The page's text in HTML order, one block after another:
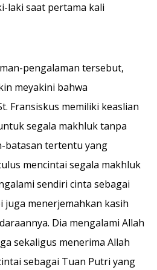
laki saat pertama kali
pengalaman tersebut,
meyakini bahwa
Fransiskus memiliki keaslian
segala makhluk tanpa
batasan tertentu yang
mencintai segala makhluk
sendiri cinta sebagai
menerjemahkan kasih
Dia mengalami Allah
sekaligus menerima Allah
sebagai Tuan Putri yang